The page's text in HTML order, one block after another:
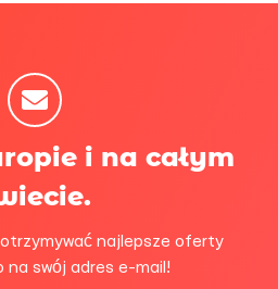
i na całym
najlepsze oferty
na swój adres e-mail!